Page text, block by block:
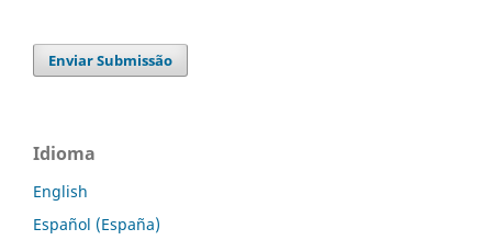
Enviar Submissão
Idioma
English
Español (España)